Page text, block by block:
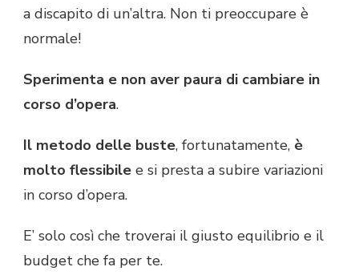
a discapito di un’altra. Non ti preoccupare è
normale!
Sperimenta e non aver paura di cambiare in
corso d’opera.
Il metodo delle buste, fortunatamente, è
molto flessibile e si presta a subire variazioni
in corso d’opera.
E’ solo così che troverai il giusto equilibrio e il
budget che fa per te.